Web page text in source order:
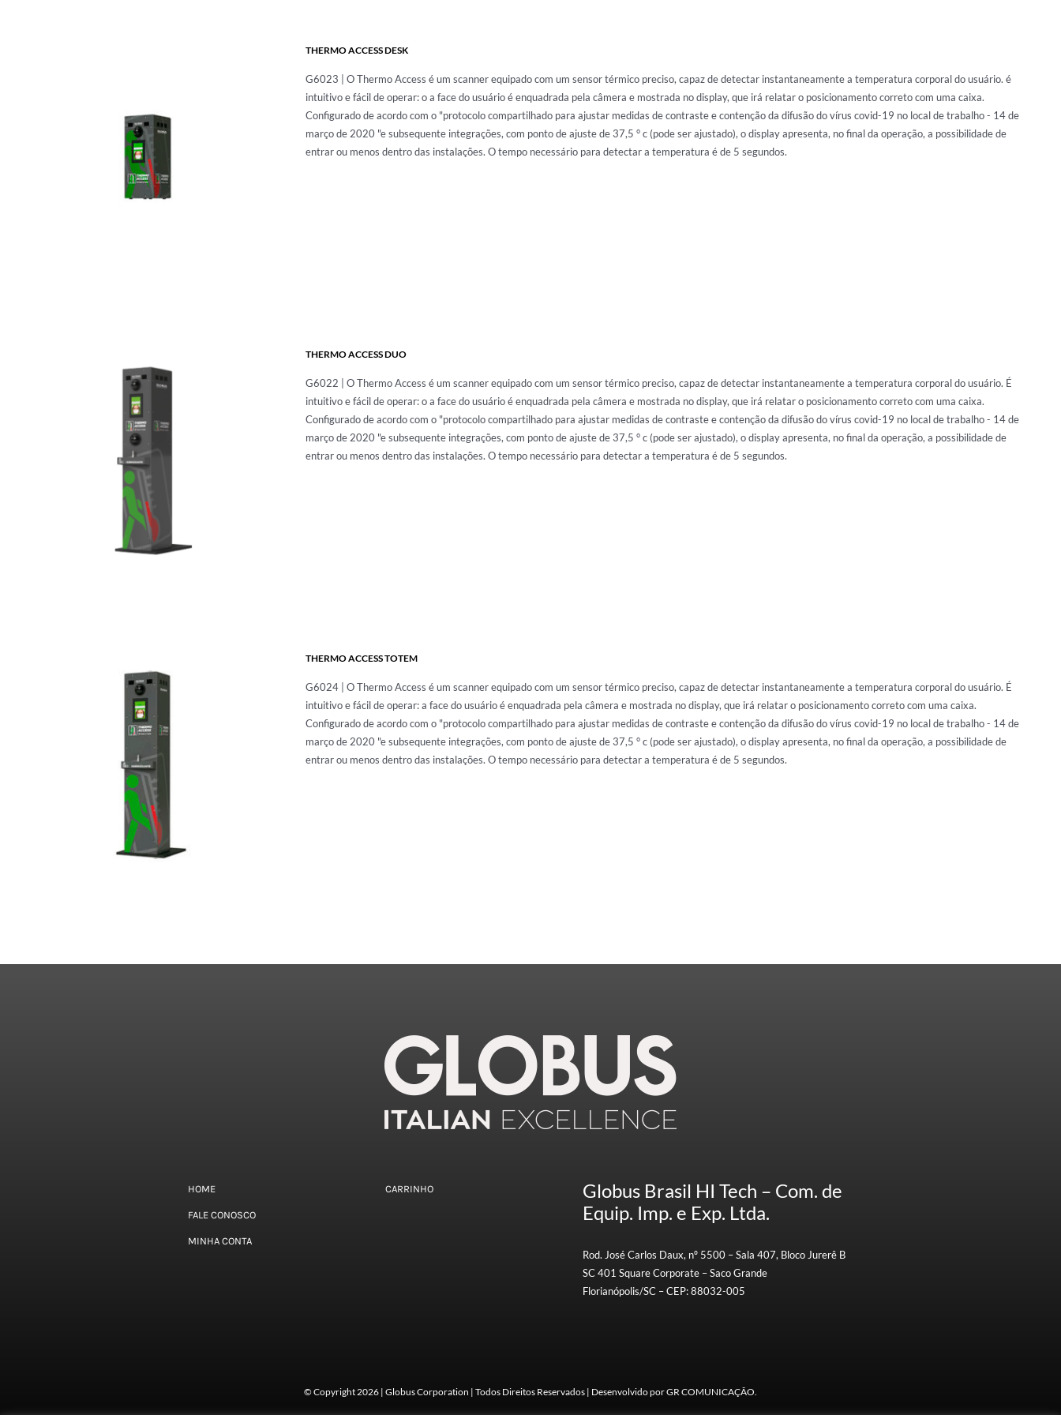
THERMO ACCESS DESK
G6023 | O Thermo Access é um scanner equipado com um sensor térmico preciso, capaz de detectar instantaneamente a temperatura corporal do usuário. é
intuitivo e fácil de operar: o a face do usuário é enquadrada pela câmera e mostrada no display, que irá relatar o posicionamento correto com uma caixa.
Configurado de acordo com o "protocolo compartilhado para ajustar medidas de contraste e contenção da difusão do vírus covid-19 no local de trabalho - 14 de
março de 2020 "e subsequente integrações, com ponto de ajuste de 37,5 ° c (pode ser ajustado), o display apresenta, no final da operação, a possibilidade de
entrar ou menos dentro das instalações. O tempo necessário para detectar a temperatura é de 5 segundos.
THERMO ACCESS DUO
G6022 | O Thermo Access é um scanner equipado com um sensor térmico preciso, capaz de detectar instantaneamente a temperatura corporal do usuário. É
intuitivo e fácil de operar: o a face do usuário é enquadrada pela câmera e mostrada no display, que irá relatar o posicionamento correto com uma caixa.
Configurado de acordo com o "protocolo compartilhado para ajustar medidas de contraste e contenção da difusão do vírus covid-19 no local de trabalho - 14 de
março de 2020 "e subsequente integrações, com ponto de ajuste de 37,5 ° c (pode ser ajustado), o display apresenta, no final da operação, a possibilidade de
entrar ou menos dentro das instalações. O tempo necessário para detectar a temperatura é de 5 segundos.
THERMO ACCESS TOTEM
G6024 | O Thermo Access é um scanner equipado com um sensor térmico preciso, capaz de detectar instantaneamente a temperatura corporal do usuário. É
intuitivo e fácil de operar: a face do usuário é enquadrada pela câmera e mostrada no display, que irá relatar o posicionamento correto com uma caixa.
Configurado de acordo com o "protocolo compartilhado para ajustar medidas de contraste e contenção da difusão do vírus covid-19 no local de trabalho - 14 de
março de 2020 "e subsequente integrações, com ponto de ajuste de 37,5 ° c (pode ser ajustado), o display apresenta, no final da operação, a possibilidade de
entrar ou menos dentro das instalações. O tempo necessário para detectar a temperatura é de 5 segundos.
HOME
FALE CONOSCO
MINHA CONTA
CARRINHO
Globus Brasil HI Tech – Com. de
Equip. Imp. e Exp. Ltda.
Rod. José Carlos Daux, nº 5500 – Sala 407, Bloco Jurerê B
SC 401 Square Corporate – Saco Grande
Florianópolis/SC – CEP: 88032-005
© Copyright 2026 | Globus Corporation | Todos Direitos Reservados | Desenvolvido por GR COMUNICAÇÃO.